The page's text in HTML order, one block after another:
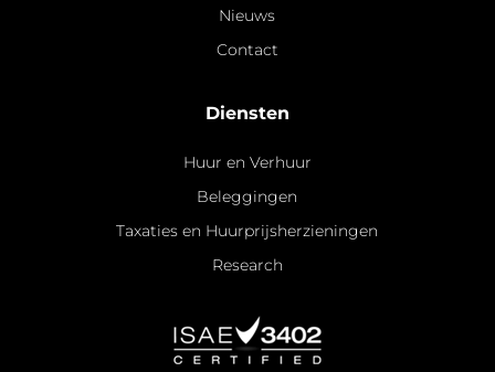
Nieuws
Contact
Diensten
Huur en Verhuur
Beleggingen
Taxaties en Huurprijsherzieningen
Research